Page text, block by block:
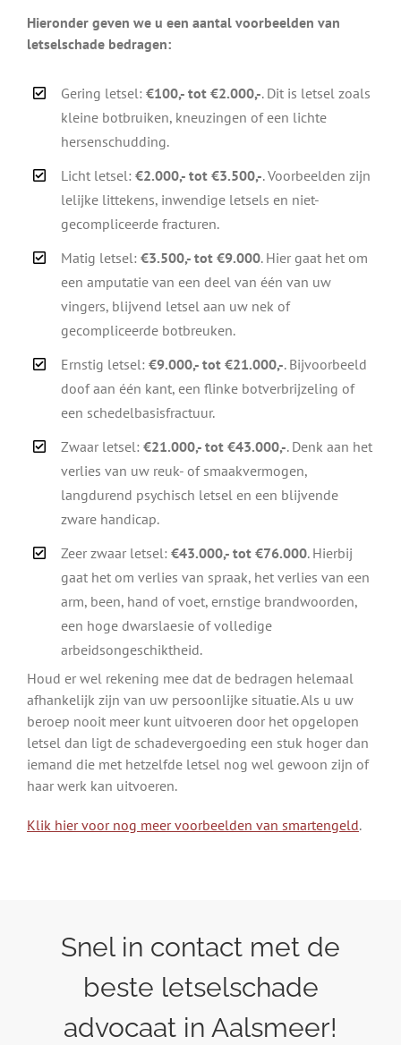
Hieronder geven we u een aantal voorbeelden van
letselschade bedragen:
Gering letsel:€100,- tot €2.000,-. Dit is letsel zoals
kleine botbruiken, kneuzingen of een lichte
hersenschudding.
Licht letsel:€2.000,- tot €3.500,-. Voorbeelden zijn
lelijke littekens, inwendige letsels en niet-
gecompliceerde fracturen.
Matig letsel:€3.500,- tot €9.000. Hier gaat het om
een amputatie van een deel van één van uw
vingers, blijvend letsel aan uw nek of
gecompliceerde botbreuken.
Ernstig letsel:€9.000,- tot €21.000,-. Bijvoorbeeld
doof aan één kant, een flinke botverbrijzeling of
een schedelbasisfractuur.
Zwaar letsel:€21.000,- tot €43.000,-. Denk aan het
verlies van uw reuk- of smaakvermogen,
langdurend psychisch letsel en een blijvende
zware handicap.
Zeer zwaar letsel:€43.000,- tot €76.000. Hierbij
gaat het om verlies van spraak, het verlies van een
arm, been, hand of voet, ernstige brandwoorden,
een hoge dwarslaesie of volledige
arbeidsongeschiktheid.
Houd er wel rekening mee dat de bedragen helemaal
afhankelijk zijn van uw persoonlijke situatie. Als u uw
beroep nooit meer kunt uitvoeren door het opgelopen
letsel dan ligt de schadevergoeding een stuk hoger dan
iemand die met hetzelfde letsel nog wel gewoon zijn of
haar werk kan uitvoeren.
Klik hier voor nog meer voorbeelden van smartengeld.
Snel in contact met de
beste letselschade
advocaat in Aalsmeer!